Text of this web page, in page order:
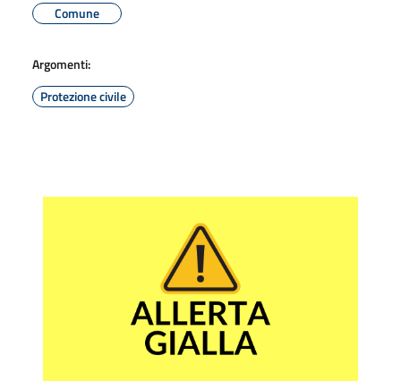
Comune
Argomenti:
Protezione civile